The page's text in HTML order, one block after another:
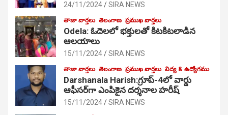
24/11/2024 SIRA NEWS
తాజా వార్తలు తెలంగాణ ప్రముఖ వార్తలు
Odela: ఓదెల‌లో భక్తులతో కిటకిటలాడిన
ఆల‌యాలు
15/11/2024 SIRA NEWS
తాజా వార్తలు తెలంగాణ ప్రముఖ వార్తలు విద్య & ఉద్యోగము
Darshanala Harish:గ్రూప్-4లో వార్డు
ఆఫీసర్‌గా ఎంపికైన దర్శనాల హరీష్
15/11/2024 SIRA NEWS